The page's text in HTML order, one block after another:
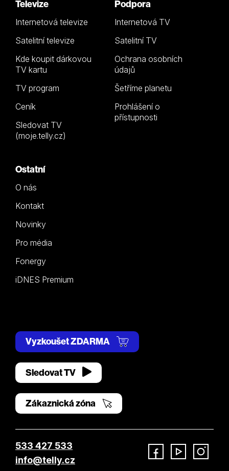
Televize
Internetová televize
Satelitní televize
Kde koupit dárkovou
TV kartu
TV program
Ceník
Sledovat TV
(moje.telly.cz)
Podpora
Internetová TV
Satelitní TV
Ochrana osobních
údajů
Šetříme planetu
Prohlášení o
přístupnosti
Ostatní
O nás
Kontakt
Novinky
Pro média
Fonergy
iDNES Premium
Vyzkoušet ZDARMA
Sledovat TV
Zákaznická zóna
533 427 533
info@telly.cz